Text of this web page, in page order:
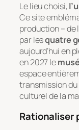
Le lieu choisi,
Ce site
production – de
par lesquatre
aujourd’hui en
en 2027 le
espace
transmission
culturel de la
Rationaliser